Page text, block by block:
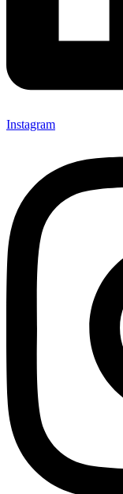
Instagram